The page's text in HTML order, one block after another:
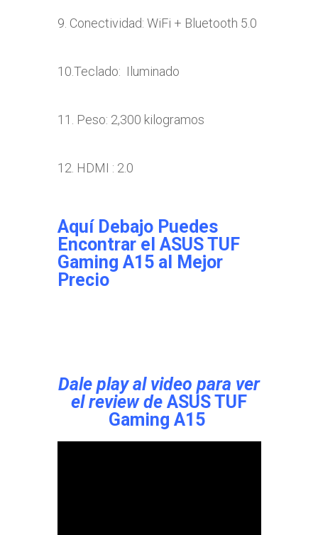
9. Conectividad: WiFi + Bluetooth 5.0
10.Teclado: Iluminado
11. Peso: 2,300 kilogramos
12. HDMI : 2.0
Aquí Debajo Puedes
Encontrar el ASUS TUF
Gaming A15 al Mejor
Precio
Dale play al video para ver
el review de ASUS TUF
Gaming A15